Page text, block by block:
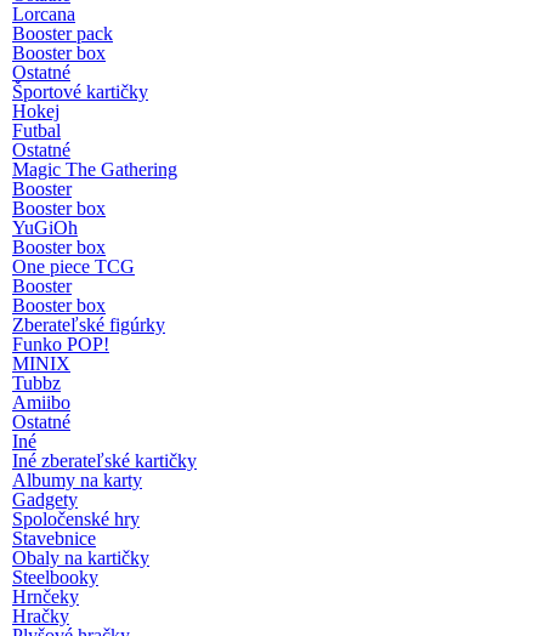
Lorcana
Booster pack
Booster box
Ostatné
Športové kartičky
Hokej
Futbal
Ostatné
Magic The Gathering
Booster
Booster box
YuGiOh
Booster box
One piece TCG
Booster
Booster box
Zberateľské figúrky
Funko POP!
MINIX
Tubbz
Amiibo
Ostatné
Iné
Iné zberateľské kartičky
Albumy na karty
Gadgety
Spoločenské hry
Stavebnice
Obaly na kartičky
Steelbooky
Hrnčeky
Hračky